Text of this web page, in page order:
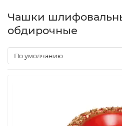
Чашки
обдирочные